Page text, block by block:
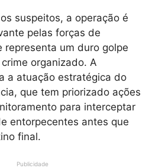
suspeitos, a operação é
pelas forças de
representa um duro golpe
organizado. A
a atuação estratégica do
que tem priorizado ações
para interceptar
entorpecentes antes que
final.
Publicidade